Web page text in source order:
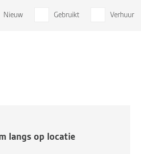
Nieuw Gebruikt Verhuur
langs op locatie